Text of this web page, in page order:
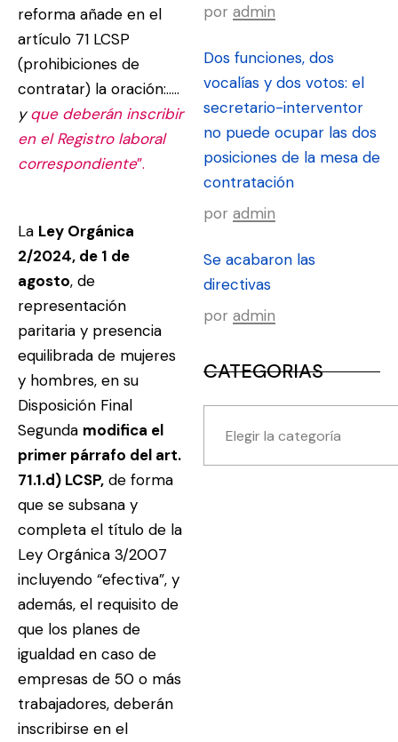
reforma añade en el
artículo 71 LCSP
(prohibiciones de
contratar) la oración:…..
yque deberán inscribir
en el Registro laboral
correspondiente”.
La Ley Orgánica
2/2024, de 1 de
agosto, de
representación
paritaria y presencia
equilibrada de mujeres
y hombres, en su
Disposición Final
Segunda modifica el
primer párrafo del art.
71.1.d) LCSP, de forma
que se subsana y
completa el título de la
Ley Orgánica 3/2007
incluyendo “efectiva”, y
además, el requisito de
que los planes de
igualdad en caso de
empresas de 50 o más
trabajadores, deberán
inscribirse en el
por admin
Dos funciones, dos
vocalías y dos votos: el
secretario-interventor
no puede ocupar las dos
posiciones de la mesa de
contratación
por admin
Se acabaron las
directivas
por admin
CATEGORIAS